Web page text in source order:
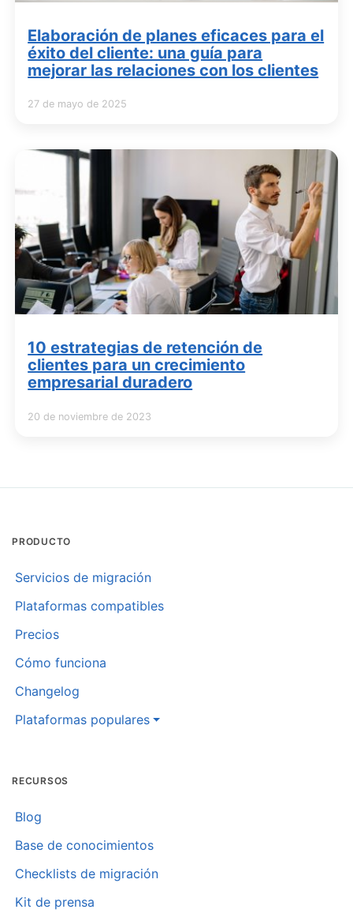
Elaboración de planes eficaces para el
éxito del cliente: una guía para
mejorar las relaciones con los clientes
27 de mayo de 2025
10 estrategias de retención de
clientes para un crecimiento
empresarial duradero
20 de noviembre de 2023
PRODUCTO
Servicios de migración
Plataformas compatibles
Precios
Cómo funciona
Changelog
Plataformas populares
RECURSOS
Blog
Base de conocimientos
Checklists de migración
Kit de prensa